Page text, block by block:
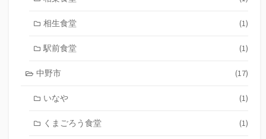
相生食堂 (1)
駅前食堂 (1)
中野市 (17)
いなや (1)
くまごろう食堂 (1)